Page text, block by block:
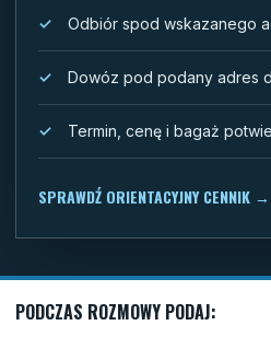
Odbiór spod wskazanego
Dowóz pod podany adres
Termin, cenę i bagaż
SPRAWDŹ ORIENTACYJNY CENNIK →
PODCZAS ROZMOWY PODAJ: